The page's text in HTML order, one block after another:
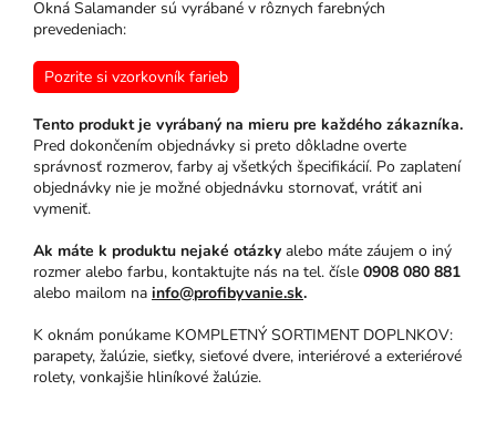
Okná Salamander sú vyrábané v rôznych farebných
prevedeniach:
Pozrite si vzorkovník farieb
Tento produkt je vyrábaný na mieru pre každého zákazníka.
Pred dokončením objednávky si preto dôkladne overte
správnosť rozmerov, farby aj všetkých špecifikácií. Po zaplatení
objednávky nie je možné objednávku stornovať, vrátiť ani
vymeniť.
Ak máte k produktu nejaké otázky alebo máte záujem o iný
rozmer alebo farbu, kontaktujte nás na tel. čísle 0908 080 881
alebo mailom na info@profibyvanie.sk.
K oknám ponúkame KOMPLETNÝ SORTIMENT DOPLNKOV:
parapety, žalúzie, sieťky, sieťové dvere, interiérové a exteriérové
rolety, vonkajšie hliníkové žalúzie.